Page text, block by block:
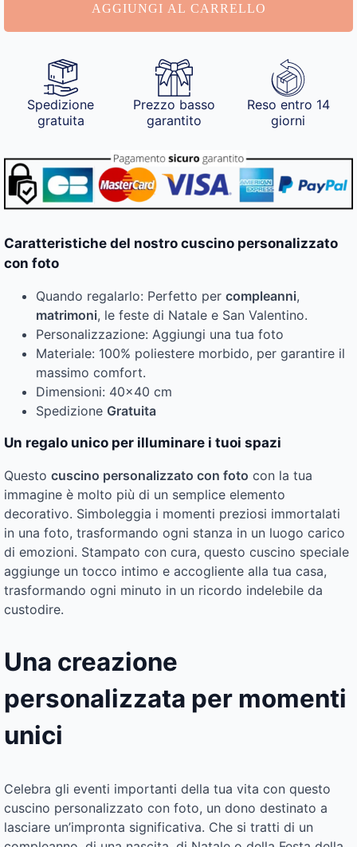
AGGIUNGI AL CARRELLO
Spedizione
gratuita
Prezzo basso
garantito
Reso entro 14
giorni
Caratteristiche del nostro cuscino personalizzato
con foto
Quando regalarlo: Perfetto per compleanni,
matrimoni, le feste di Natale e San Valentino.
Personalizzazione: Aggiungi una tua foto
Materiale: 100% poliestere morbido, per garantire il
massimo comfort.
Dimensioni: 40×40 cm
Spedizione Gratuita
Un regalo unico per illuminare i tuoi spazi
Questo cuscino personalizzato con foto con la tua
immagine è molto più di un semplice elemento
decorativo. Simboleggia i momenti preziosi immortalati
in una foto, trasformando ogni stanza in un luogo carico
di emozioni. Stampato con cura, questo cuscino speciale
aggiunge un tocco intimo e accogliente alla tua casa,
trasformando ogni minuto in un ricordo indelebile da
custodire.
Una creazione
personalizzata per momenti
unici
Celebra gli eventi importanti della tua vita con questo
cuscino personalizzato con foto, un dono destinato a
lasciare un’impronta significativa. Che si tratti di un